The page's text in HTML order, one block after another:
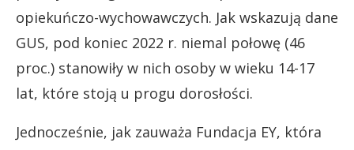
opiekuńczo-wychowawczych. Jak wskazują dane
GUS, pod koniec 2022 r. niemal połowę (46
proc.) stanowiły w nich osoby w wieku 14-17
lat, które stoją u progu dorosłości.
Jednocześnie, jak zauważa Fundacja EY, która